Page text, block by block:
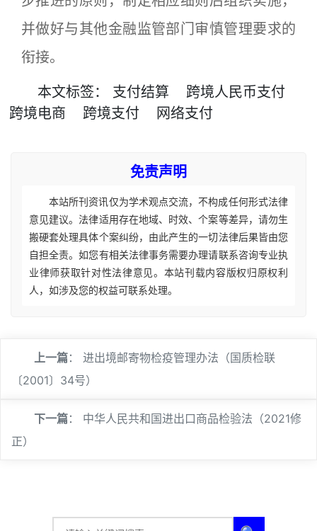
并做好与其他金融监管部门审慎管理要求的
衔接。
本文标签： 支付结算
跨境人民币支付
跨境电商
跨境支付 网络支付
免责声明
本站所刊资讯仅为学术观点交流，不构成任何形式法律
意见建议。法律适用存在地域、时效、个案等差异，请勿生
搬硬套处理具体个案纠纷，由此产生的一切法律后果皆由您
自担全责。如您有相关法律事务需要办理请联系咨询专业执
业律师获取针对性法律意见。本站刊载内容版权归原权利
人，如涉及您的权益可联系处理。
上一篇： 进出境邮寄物检疫管理办法（国质检联
〔2001〕34号）
下一篇： 中华人民共和国进出口商品检验法（2021修
正）